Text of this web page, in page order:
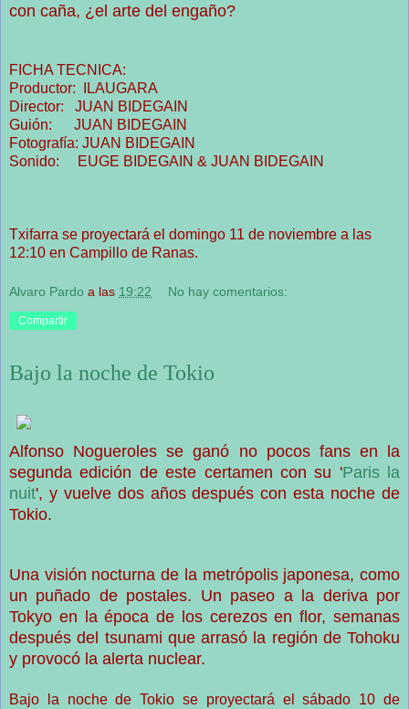
con caña, ¿el arte del engaño?
FICHA TECNICA:
Productor: ILAUGARA
Director: JUAN BIDEGAIN
Guión: JUAN BIDEGAIN
Fotografía: JUAN BIDEGAIN
Sonido: EUGE BIDEGAIN & JUAN BIDEGAIN
Txifarra se proyectará el domingo 11 de noviembre a las
12:10 en Campillo de Ranas.
Alvaro Pardo a las 19:22 No hay comentarios:
Compartir
Bajo la noche de Tokio
Alfonso Nogueroles se ganó no pocos fans en la
segunda edición de este certamen con su 'Paris la
nuit', y vuelve dos años después con esta noche de
Tokio.
Una visión nocturna de la metrópolis japonesa, como
un puñado de postales. Un paseo a la deriva por
Tokyo en la época de los cerezos en flor, semanas
después del tsunami que arrasó la región de Tohoku
y provocó la alerta nuclear.
Bajo la noche de Tokio se proyectará el sábado 10 de